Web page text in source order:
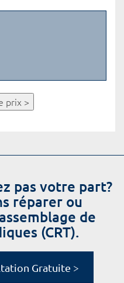
prix >
pas votre part?
réparer ou
de
(CRT).
Gratuite >